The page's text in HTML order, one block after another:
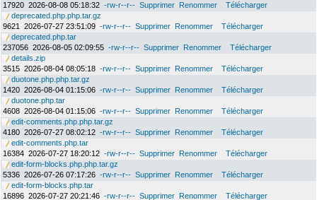
17920 2026-08-08 05:18:32 -rw-r--r-- Supprimer Renommer
Télécharger
deprecated.php.php.tar.gz
9621
2026-07-27 23:51:09 -rw-r--r-- Supprimer Renommer
Télécharger
deprecated.php.tar
237056 2026-08-05 02:09:55 -rw-r--r-- Supprimer Renommer
Télécharger
details.zip
3515 2026-08-04 08:05:18 -rw-r--r-- Supprimer Renommer
Télécharger
duotone.php.php.tar.gz
1420 2026-08-04 01:15:06 -rw-r--r-- Supprimer Renommer
Télécharger
duotone.php.tar
4608 2026-08-04 01:15:06 -rw-r--r-- Supprimer Renommer
Télécharger
edit-comments.php.php.tar.gz
4180 2026-07-27 08:02:12 -rw-r--r-- Supprimer Renommer
Télécharger
edit-comments.php.tar
16384 2026-07-27 18:20:12 -rw-r--r-- Supprimer Renommer
Télécharger
edit-form-blocks.php.php.tar.gz
5336 2026-07-26 07:17:26 -rw-r--r-- Supprimer Renommer
Télécharger
edit-form-blocks.php.tar
16896 2026-07-27 20:21:46 -rw-r--r-- Supprimer Renommer
Télécharger